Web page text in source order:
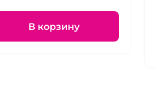
В корзину